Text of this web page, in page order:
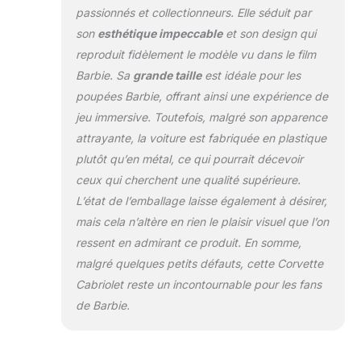
sur les sièges. Le
tableau de bord
détaillé et les
touches de rose
métallisé et or
donnent un aspect
luxueux à la voiture.
passionnés et collectionneurs. Elle séduit par
son esthétique impeccableet son design qui
reproduit fidèlement le modèle vu dans le film
Barbie. Sa grande tailleest idéale pour les
poupées Barbie, offrant ainsi une expérience de
jeu immersive. Toutefois, malgré son apparence
attrayante, la voiture est fabriquée en plastique
plutôt qu’en métal, ce qui pourrait décevoir
ceux qui cherchent une qualité supérieure.
L’état de l’emballage laisse également à désirer,
mais cela n’altère en rien le plaisir visuel que l’on
ressent en admirant ce produit. En somme,
malgré quelques petits défauts, cette Corvette
Cabriolet reste un incontournable pour les fans
de Barbie.